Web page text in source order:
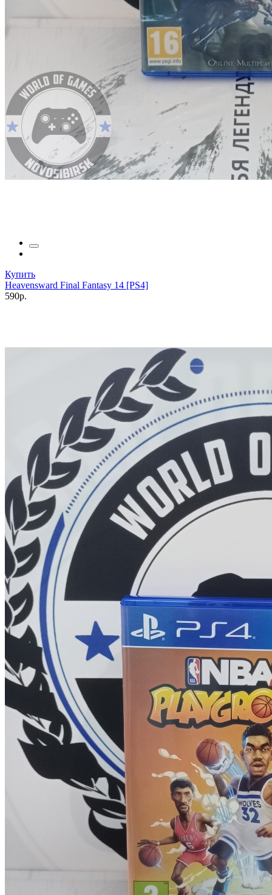
Купить
Heavensward Final Fantasy 14 [PS4]
590р.